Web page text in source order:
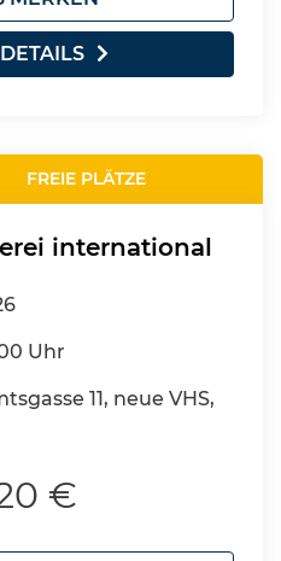
FREIE PLÄTZE
international
Uhr
11, neue VHS,
€